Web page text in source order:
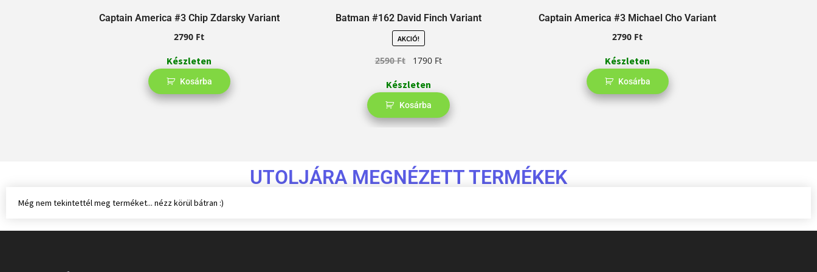
Captain America #3 Chip Zdarsky Variant
2790 Ft
Készleten
Kosárba
Batman #162 David Finch Variant
AKCIÓ!
2590Ft 1790 Ft
Készleten
Kosárba
Captain America #3 Michael Cho Variant
2790 Ft
Készleten
Kosárba
UTOLJÁRA MEGNÉZETT TERMÉKEK
Még nem tekintettél meg terméket... nézz körül bátran :)